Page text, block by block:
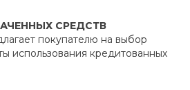
СРЕДСТВ
покупателю на выбор
использования кредитованных